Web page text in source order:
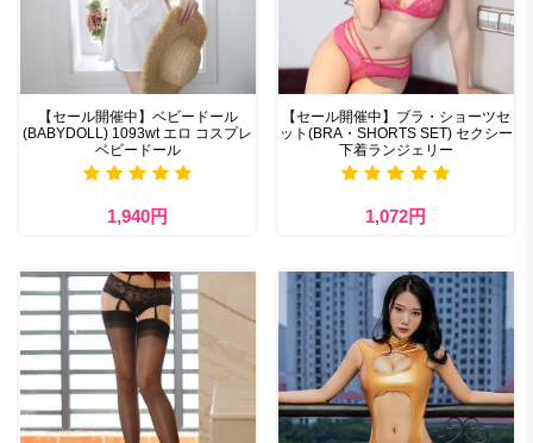
【セール開催中】ベビードール
(BABYDOLL) 1093wt エロ コスプレ
ベビードール
1,940円
【セール開催中】ブラ・ショーツセ
ット(BRA・SHORTS SET) セクシー
下着ランジェリー
1,072円